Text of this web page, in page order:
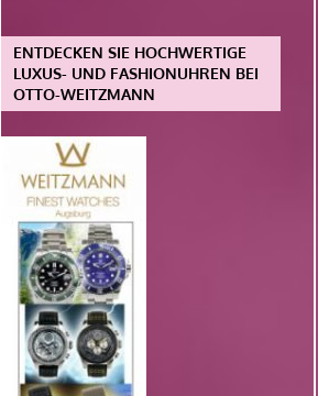
ENTDECKEN SIE HOCHWERTIGE
LUXUS- UND FASHIONUHREN BEI
OTTO-WEITZMANN